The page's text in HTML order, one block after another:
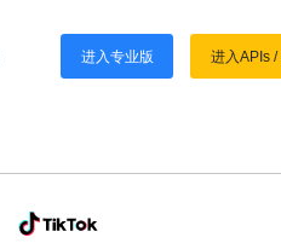
进入专业版 进入APIs/